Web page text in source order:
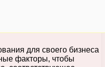
для своего бизнеса
факторы, чтобы